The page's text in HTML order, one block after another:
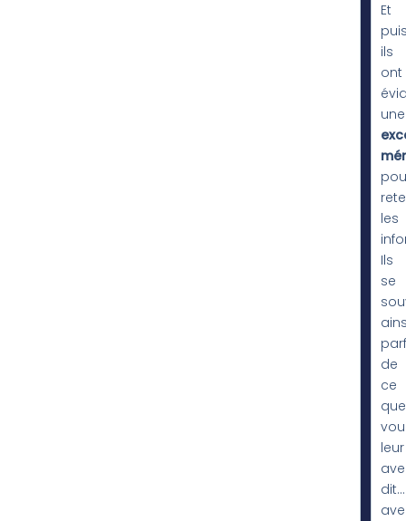
Et
ils
ont
une
les
Ils
se
de
ce
que
leur
dit…